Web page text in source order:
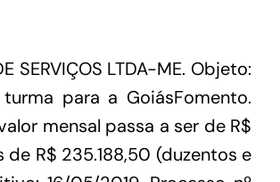
SERVIÇOS LTDA-ME. Objeto:
para a GoiásFomento.
mensal passa a ser de R$
R$ 235.188,50 (duzentos e